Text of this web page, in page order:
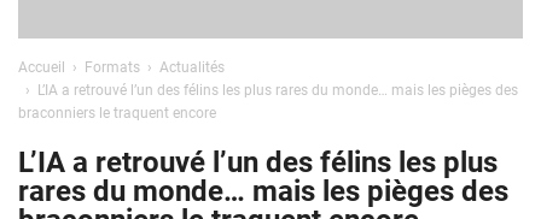
Accueil Formats
Actualités
L’IA a retrouvé l’un des félins les plus rares du monde… mais les pièges des
braconniers le traquent encore
L’IA a retrouvé l’un des félins les plus
rares du monde… mais les pièges des